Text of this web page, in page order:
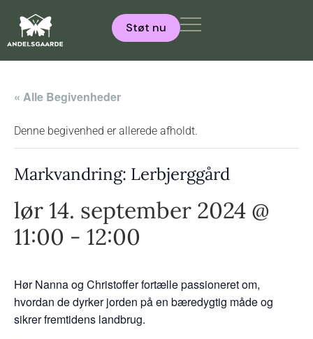
Støt nu
« Alle Begivenheder
Denne begivenhed er allerede afholdt.
Markvandring: Lerbjerggård
lør 14. september 2024 @
11:00 - 12:00
Hør Nanna og Christoffer fortælle passioneret om,
hvordan de dyrker jorden på en bæredygtig måde og
sikrer fremtidens landbrug.